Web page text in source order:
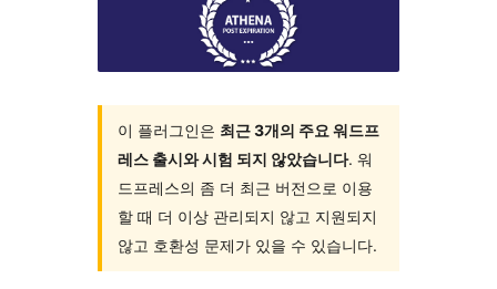
검
색
이 플러그인은 최근 3개의 주요 워드프
레스 출시와 시험 되지 않았습니다. 워
드프레스의 좀 더 최근 버전으로 이용
할 때 더 이상 관리되지 않고 지원되지
않고 호환성 문제가 있을 수 있습니다.